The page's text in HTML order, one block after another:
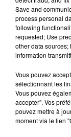
justifiée par
présente.
7 août 2026
LE
SES PORTES
C'était l'une
rémois. Le
Save and
process personal
following
requested; Use
other data sources;
information
Vous pouvez
sélectionnant les
Vous pouvez
accepter". Vos
pouvez mettre à
moment via le lien